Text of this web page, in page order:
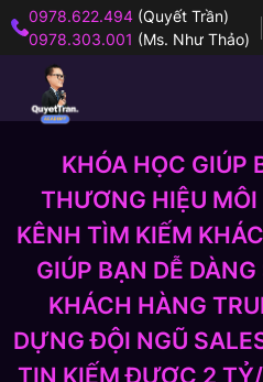
0978.622.494 (Quyết Trần)
0978.303.001 (Ms. Như Thảo)
KHÓA HỌC GIÚP
THƯƠNG HIỆU
KÊNH TÌM KIẾM
GIÚP BẠN DỄ
KHÁCH HÀNG
DỰNG ĐỘI NGŨ
TIN KIẾM ĐƯỢC 2